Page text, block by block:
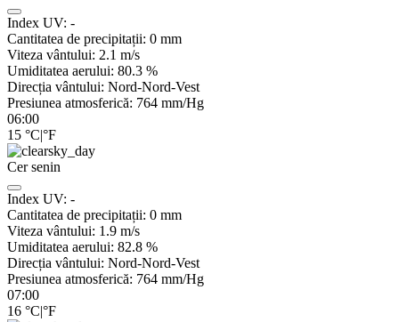
Index UV: -
Cantitatea de precipitații: 0 mm
Viteza vântului: 2.1 m/s
Umiditatea aerului: 80.3 %
Direcția vântului: Nord-Nord-Vest
Presiunea atmosferică: 764 mm/Hg
06:00
15 °C|°F
Cer senin
Index UV: -
Cantitatea de precipitații: 0 mm
Viteza vântului: 1.9 m/s
Umiditatea aerului: 82.8 %
Direcția vântului: Nord-Nord-Vest
Presiunea atmosferică: 764 mm/Hg
07:00
16 °C|°F